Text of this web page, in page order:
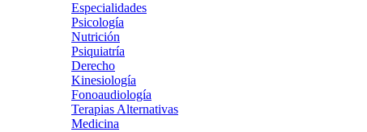
Especialidades
Psicología
Nutrición
Psiquiatría
Derecho
Kinesiología
Fonoaudiología
Terapias Alternativas
Medicina